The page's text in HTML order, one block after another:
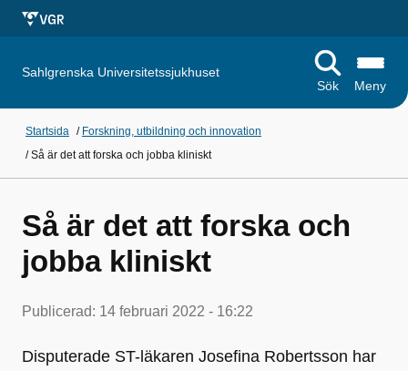
Sahlgrenska Universitetssjukhuset
Sök
Meny
Startsida / Forskning, utbildning och innovation
/Så är det att forska och jobba kliniskt
Så är det att forska och
jobba kliniskt
Publicerad: 14 februari 2022 - 16:22
Disputerade ST-läkaren Josefina Robertsson har